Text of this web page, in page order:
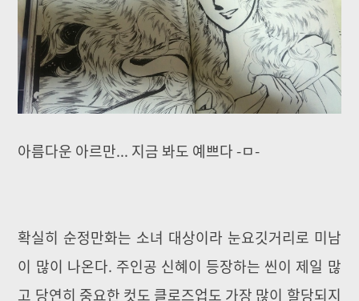
아름다운 아르만... 지금 봐도 예쁘다 -ㅁ-
확실히 순정만화는 소녀 대상이라 눈요깃거리로 미남
이 많이 나온다. 주인공 신혜이 등장하는 씬이 제일 많
고 당연히 중요한 컷도 클로즈업도 가장 많이 할당되지